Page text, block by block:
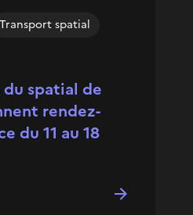
du spatial de
rendez-
du 11 au 18
Transport spatial